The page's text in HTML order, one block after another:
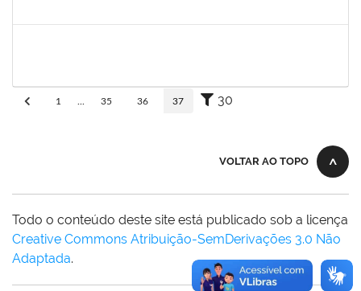
1 35 36 37 30
VOLTAR AO TOPO
Todo o conteúdo deste site está publicado sob a licença
Creative Commons Atribuição-SemDerivações 3.0 Não
Adaptada.